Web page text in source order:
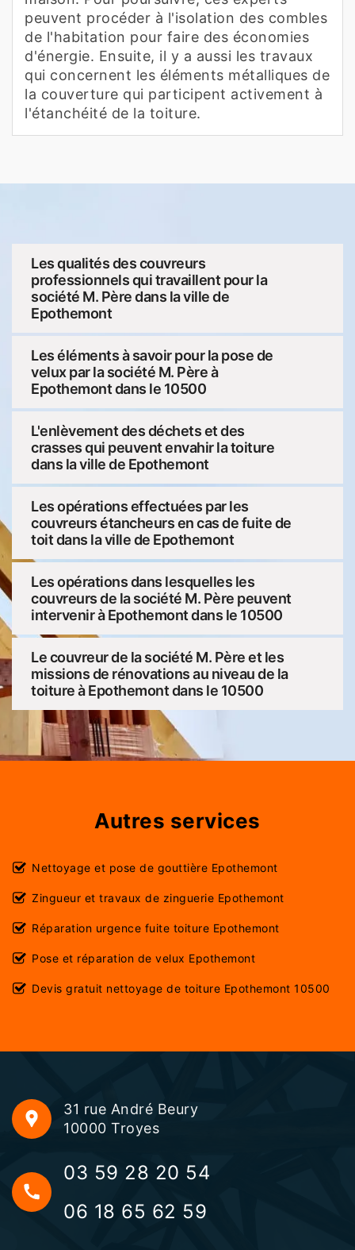
peuvent procéder à l'isolation des combles
de l'habitation pour faire des économies
d'énergie. Ensuite, il y a aussi les travaux
qui concernent les éléments métalliques de
la couverture qui participent activement à
l'étanchéité de la toiture.
Les qualités des couvreurs
professionnels qui travaillent pour la
société M. Père dans la ville de
Epothemont
Les éléments à savoir pour la pose de
velux par la société M. Père à
Epothemont dans le 10500
L'enlèvement des déchets et des
crasses qui peuvent envahir la toiture
dans la ville de Epothemont
Les opérations effectuées par les
couvreurs étancheurs en cas de fuite de
toit dans la ville de Epothemont
Les opérations dans lesquelles les
couvreurs de la société M. Père peuvent
intervenir à Epothemont dans le 10500
Le couvreur de la société M. Père et les
missions de rénovations au niveau de la
toiture à Epothemont dans le 10500
Autres services
Nettoyage et pose de gouttière Epothemont
Zingueur et travaux de zinguerie Epothemont
Réparation urgence fuite toiture Epothemont
Pose et réparation de velux Epothemont
Devis gratuit nettoyage de toiture Epothemont 10500
31 rue André Beury
10000 Troyes
03 59 28 20 54
06 18 65 62 59